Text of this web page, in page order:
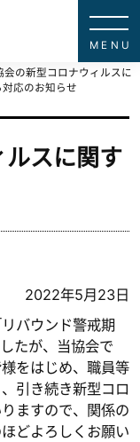
会の新型コロナウィルスに
対応のお知らせ
ルスに関す
2022年5月23日
バウンド警戒期
たが、当協会で
をはじめ、職員等
引き続き新型コロ
ますので、関係の
どよろしくお願い